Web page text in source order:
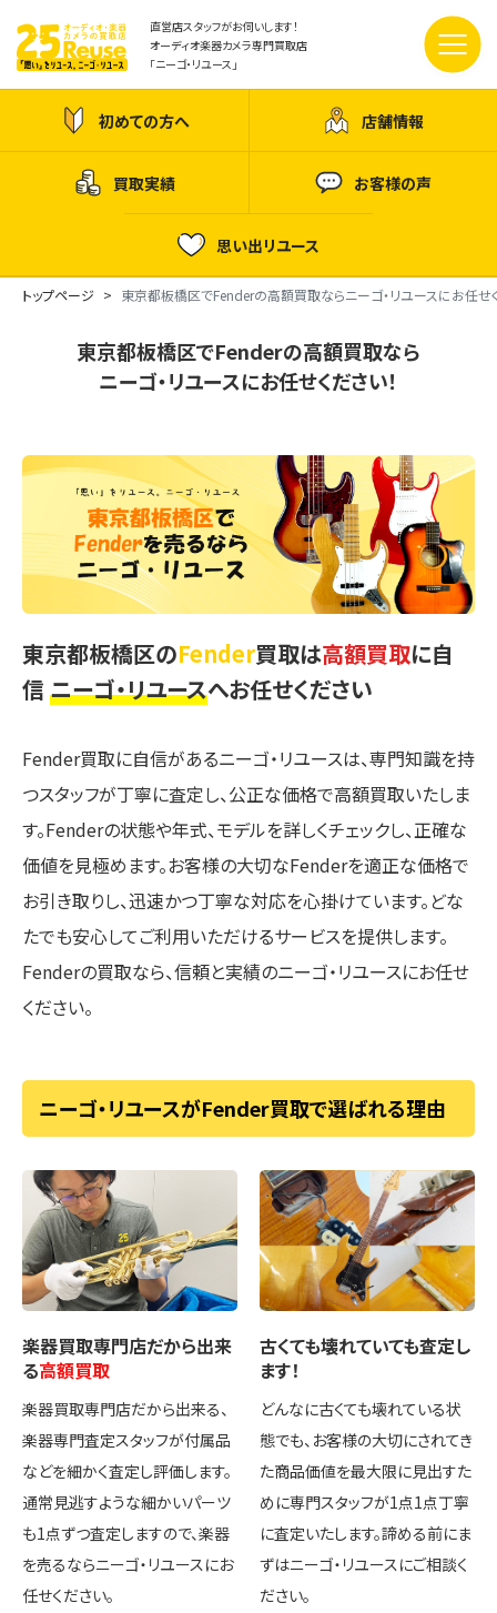
直営店スタッフがお伺いします！
オーディオ楽器カメラ専門買取店
「ニーゴ・リユース」
初めての方へ 店舗情報
買取実績 お客様の声
思い出リユース
トップページ 東京都板橋区でFenderの高額買取ならニーゴ・リユースにお任せ
東京都板橋区でFenderの高額買取なら
ニーゴ・リユースにお任せください！
東京都板橋区のFender買取は高額買取に自
信 ニーゴ・リユースへお任せください
Fender買取に自信があるニーゴ・リユースは、専門知識を持
つスタッフが丁寧に査定し、公正な価格で高額買取いたしま
す。Fenderの状態や年式、モデルを詳しくチェックし、正確な
価値を見極めます。お客様の大切なFenderを適正な価格で
お引き取りし、迅速かつ丁寧な対応を心掛けています。どな
たでも安心してご利用いただけるサービスを提供します。
Fenderの買取なら、信頼と実績のニーゴ・リユースにお任せ
ください。
ニーゴ・リユースがFender買取で選ばれる理由
楽器買取専門店だから出来
る高額買取
楽器買取専門店だから出来る、
楽器専門査定スタッフが付属品
などを細かく査定し評価します。
通常見逃すような細かいパーツ
も1点ずつ査定しますので、楽器
を売るならニーゴ・リユースにお
任せください。
古くても壊れていても査定し
ます！
どんなに古くても壊れている状
態でも、お客様の大切にされてき
た商品価値を最大限に見出すた
めに専門スタッフが1点1点丁寧
に査定いたします。諦める前にま
ずはニーゴ・リユースにご相談く
ださい。